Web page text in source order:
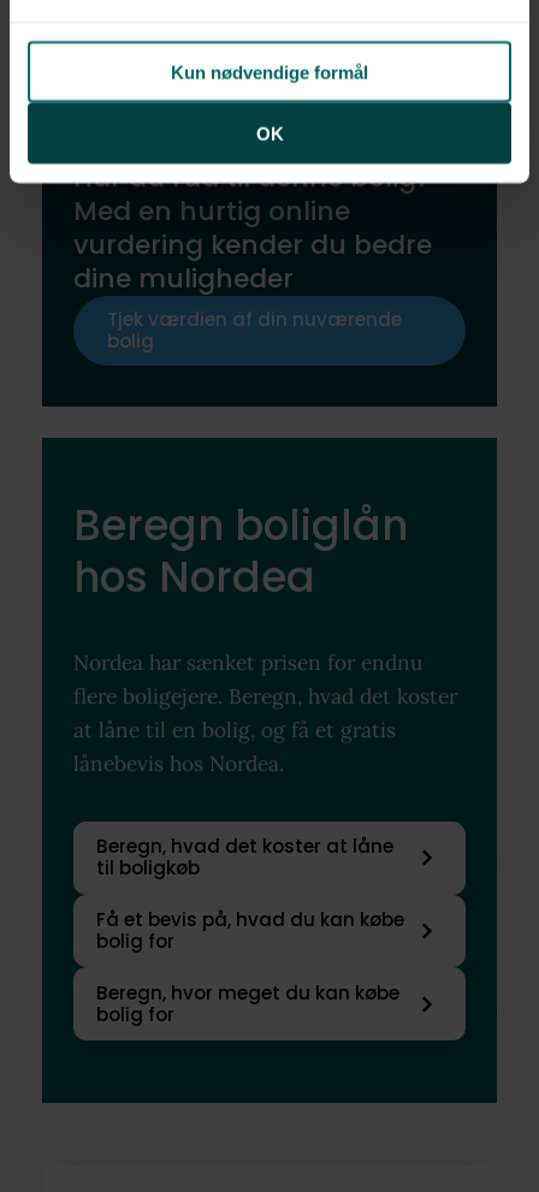
Kun nødvendige formål
OK
Har du råd til denne bolig?
Med en hurtig online
vurdering kender du bedre
dine muligheder
Tjek værdien af din nuværende
bolig
Beregn boliglån
hos Nordea
Nordea har sænket prisen for endnu
flere boligejere. Beregn, hvad det koster
at låne til en bolig, og få et gratis
lånebevis hos Nordea.
Beregn, hvad det koster at låne
til boligkøb
Få et bevis på, hvad du kan købe
bolig for
Beregn, hvor meget du kan købe
bolig for